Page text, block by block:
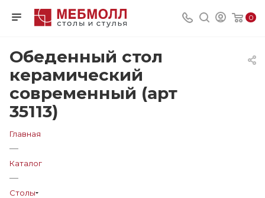
0
Обеденный стол
керамический
современный (арт
35113)
Главная
—
Каталог
—
Столы